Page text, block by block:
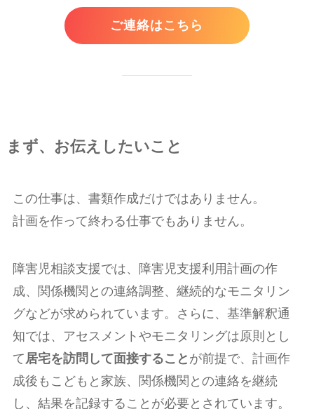
ご連絡はこちら
まず、お伝えしたいこと
この仕事は、書類作成だけではありません。
計画を作って終わる仕事でもありません。
障害児相談支援では、障害児支援利用計画の作
成、関係機関との連絡調整、継続的なモニタリン
グなどが求められています。さらに、基準解釈通
知では、アセスメントやモニタリングは原則とし
て居宅を訪問して面接すること が前提で、計画作
成後もこどもと家族、関係機関との連絡を継続
し、結果を記録することが必要とされています。